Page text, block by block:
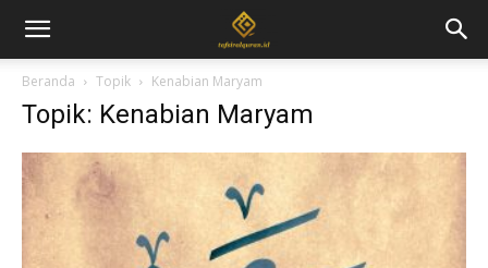
Beranda Topik Kenabian Maryam
Topik: Kenabian Maryam